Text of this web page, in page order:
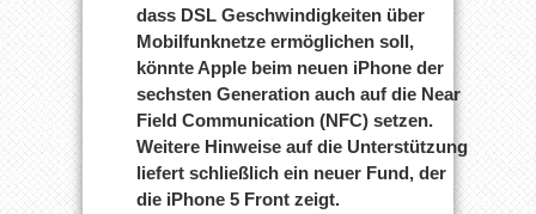
neuen
Apple
iPhone
liefern
Hinweise
für
NFC
Unterstützung
dass DSL Geschwindigkeiten über
Mobilfunknetze ermöglichen soll,
könnte Apple beim neuen iPhone der
sechsten Generation auch auf die Near
Field Communication (NFC) setzen.
Weitere Hinweise auf die Unterstützung
liefert schließlich ein neuer Fund, der
die iPhone 5 Front zeigt.